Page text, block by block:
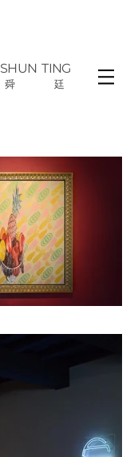
SHUN TING
舜 廷